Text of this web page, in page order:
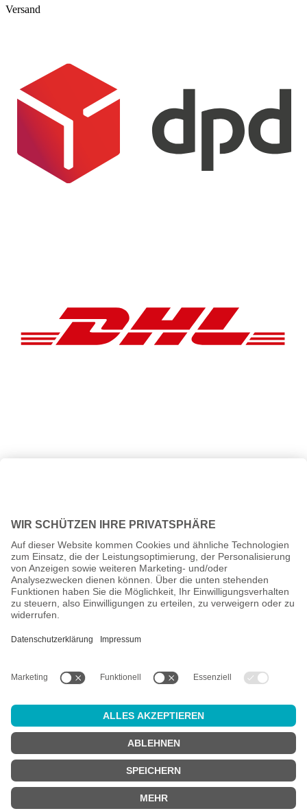
Versand
ggf. Nachnahmegebühren, wenn nicht anders angegeben.
Altersprüfung
Achtung:um diesen Onlineshop zu nutzen, müssen Siemindestens
18 Jahre alt
Sind Sie 18 Jahre alt oder älter?